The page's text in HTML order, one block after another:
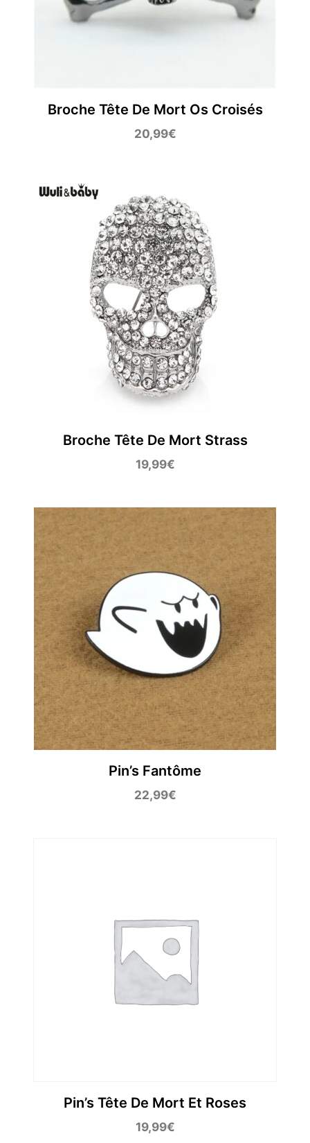
Broche Tête De Mort Os Croisés
20,99€
Broche Tête De Mort Strass
19,99€
Pin’s Fantôme
22,99€
Pin’s Tête De Mort Et Roses
19,99€